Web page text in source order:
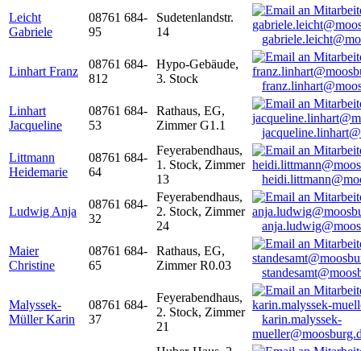
Leicht
Gabriele
08761 684-
95
Sudetenlandstr.
14
Linhart Franz
08761 684-
812
Hypo-Gebäude,
3. Stock
Linhart
Jacqueline
08761 684-
53
Rathaus, EG,
Zimmer G1.1
Littmann
Heidemarie
08761 684-
64
Feyerabendhaus,
1. Stock, Zimmer
13
Ludwig Anja
08761 684-
32
Feyerabendhaus,
2. Stock, Zimmer
24
Maier
Christine
08761 684-
65
Rathaus, EG,
Zimmer R0.03
Malyssek-
Müller Karin
08761 684-
37
Feyerabendhaus,
2. Stock, Zimmer
21
karin.malyssek-